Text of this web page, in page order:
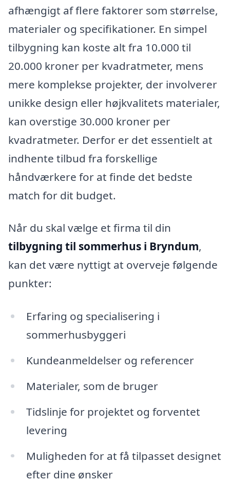
afhængigt af flere faktorer som størrelse,
materialer og specifikationer. En simpel
tilbygning kan koste alt fra 10.000 til
20.000 kroner per kvadratmeter, mens
mere komplekse projekter, der involverer
unikke design eller højkvalitets materialer,
kan overstige 30.000 kroner per
kvadratmeter. Derfor er det essentielt at
indhente tilbud fra forskellige
håndværkere for at finde det bedste
match for dit budget.
Når du skal vælge et firma til din
tilbygning til sommerhus i Bryndum,
kan det være nyttigt at overveje følgende
punkter:
Erfaring og specialisering i
sommerhusbyggeri
Kundeanmeldelser og referencer
Materialer, som de bruger
Tidslinje for projektet og forventet
levering
Muligheden for at få tilpasset designet
efter dine ønsker